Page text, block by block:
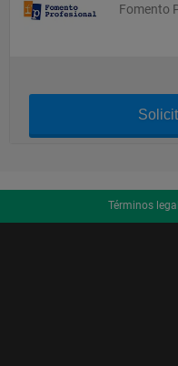
Fomento
Términos